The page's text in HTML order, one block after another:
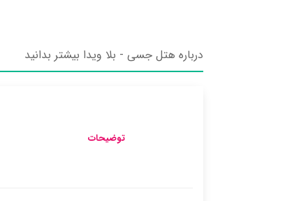
درباره هتل جسی - بلا ویدا بیشتر بدانید
توضیحات